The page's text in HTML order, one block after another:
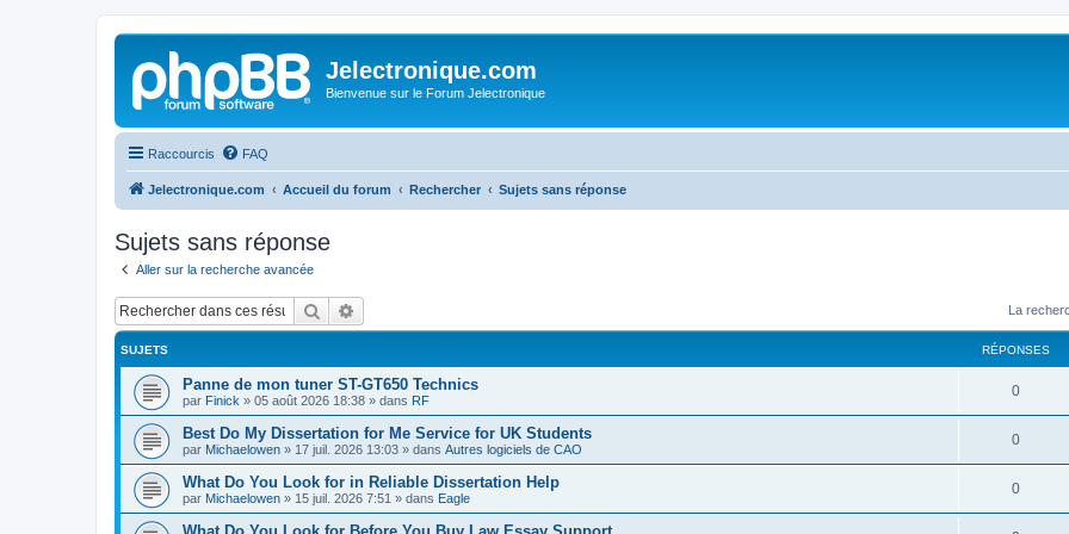
Jelectronique.com
Bienvenue sur le Forum Jelectronique
Raccourcis FAQ
Jelectronique.com Accueil du forum Rechercher Sujets sans réponse
Sujets sans réponse
Aller sur la recherche avancée
Rechercher La
SUJETS RÉPONSES
Panne de mon tuner ST-GT650 Technics
par Finick » 05 août 2026 18:38 » dans RF
0
Best Do My Dissertation for Me Service for UK Students
par Michaelowen » 17 juil. 2026 13:03 » dans Autres logiciels de CAO
0
What Do You Look for in Reliable Dissertation Help
par Michaelowen » 15 juil. 2026 7:51 » dans Eagle
0